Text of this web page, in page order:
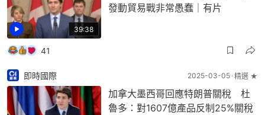
39:38
發動貿易戰非常愚蠢｜有片
41
即時國際 2025-03-05 精選 ★
加拿大墨西哥回應特朗普關稅 杜
魯多：對1607億產品反制25%關稅